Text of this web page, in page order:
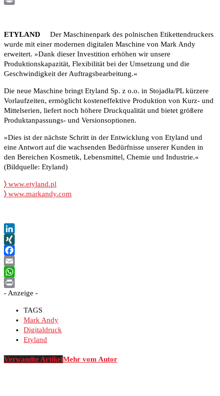
ETYLAND Der Maschinenpark des polnischen Etikettendruckers
wurde mit einer modernen digitalen Maschine von Mark Andy
erweitert. »Dank dieser Investition erhöhen wir unsere
Produktionskapazität, Flexibilität bei der Umsetzung und die
Geschwindigkeit der Auftragsbearbeitung.«
Die neue Maschine bringt Etyland Sp. z o.o. in Stojadła/PL kürzere
Vorlaufzeiten, ermöglicht kosteneffektive Produktion von Kurz- und
Mittelserien, liefert noch höhere Druckqualität und bietet größere
Produktanpassungs- und Versionsoptionen.
»Dies ist der nächste Schritt in der Entwicklung von Etyland und
eine Antwort auf die wachsenden Bedürfnisse unserer Kunden in
den Bereichen Kosmetik, Lebensmittel, Chemie und Industrie.«
(Bildquelle: Etyland)
〉 www.etyland.pl
〉 www.markandy.com
LinkedIn
XING
Facebook
Email
WhatsApp
Print
- Anzeige -
TAGS
Mark Andy
Digitaldruck
Etyland
Verwandte ArtikelMehr vom Autor